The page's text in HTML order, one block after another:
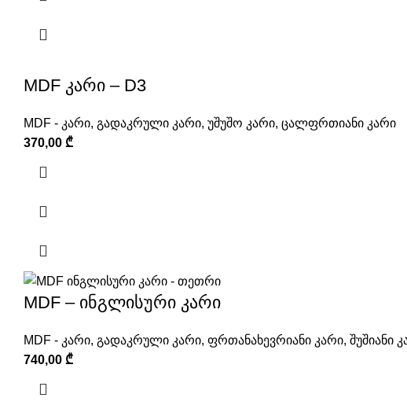
MDF კარი – D3
MDF - კარი, გადაკრული კარი, უშუშო კარი, ცალფრთიანი კარი
370,00 ₾
MDF – ინგლისური კარი
MDF - კარი, გადაკრული კარი, ფრთანახევრიანი კარი, შუშიანი
740,00 ₾